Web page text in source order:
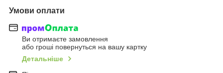
Умови оплати
Ви отримаєте замовлення
або гроші повернуться на вашу картку
Детальніше